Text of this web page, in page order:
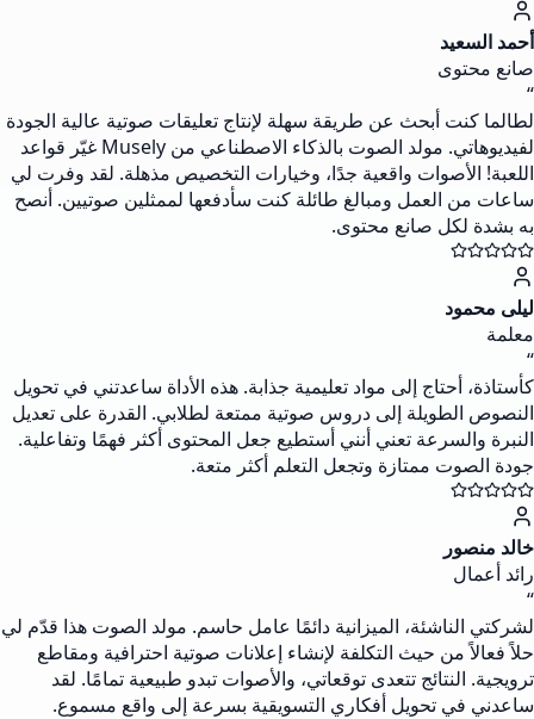
أحمد السعيد
صانع محتوى
“
لطالما كنت أبحث عن طريقة سهلة لإنتاج تعليقات صوتية عالية الجودة
لفيديوهاتي. مولد الصوت بالذكاء الاصطناعي من Musely غيّر قواعد
اللعبة! الأصوات واقعية جدًا، وخيارات التخصيص مذهلة. لقد وفرت لي
ساعات من العمل ومبالغ طائلة كنت سأدفعها لممثلين صوتيين. أنصح
به بشدة لكل صانع محتوى.
ليلى محمود
معلمة
“
كأستاذة، أحتاج إلى مواد تعليمية جذابة. هذه الأداة ساعدتني في تحويل
النصوص الطويلة إلى دروس صوتية ممتعة لطلابي. القدرة على تعديل
النبرة والسرعة تعني أنني أستطيع جعل المحتوى أكثر فهمًا وتفاعلية.
جودة الصوت ممتازة وتجعل التعلم أكثر متعة.
خالد منصور
رائد أعمال
“
لشركتي الناشئة، الميزانية دائمًا عامل حاسم. مولد الصوت هذا قدّم لي
حلاً فعالاً من حيث التكلفة لإنشاء إعلانات صوتية احترافية ومقاطع
ترويجية. النتائج تتعدى توقعاتي، والأصوات تبدو طبيعية تمامًا. لقد
ساعدني في تحويل أفكاري التسويقية بسرعة إلى واقع مسموع.